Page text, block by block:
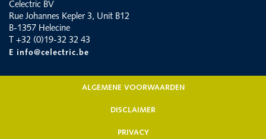
Celectric BV
Rue Johannes Kepler 3, Unit B12
B-1357 Helecine
T +32 (0)19-32 32 43
E info@celectric.be
ALGEMENE VOORWAARDEN
DISCLAIMER
PRIVACY